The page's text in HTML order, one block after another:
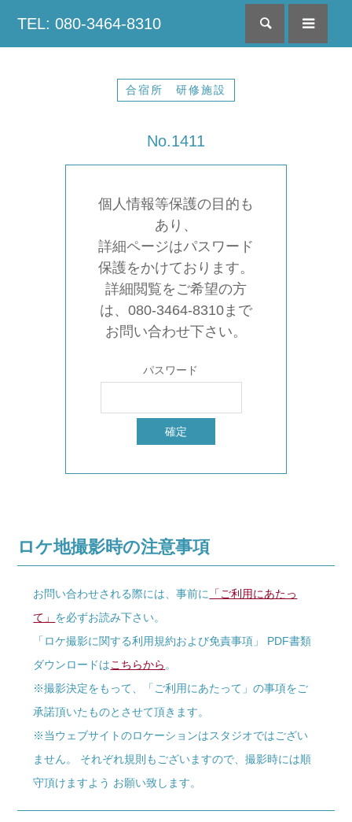
TEL: 080-3464-8310 検索
合宿所 研修施設
No.1411
個人情報等保護の目的も
あり、
詳細ページはパスワード
保護をかけております。
詳細閲覧をご希望の方
は、080-3464-8310まで
お問い合わせ下さい。
パスワード
ロケ地撮影時の注意事項
お問い合わせされる際には、事前に 「ご利用にあたっ
て」 を必ずお読み下さい。
「ロケ撮影に関する利用規約および免責事項」 PDF書類
ダウンロードはこちらから。
※撮影決定をもって、「ご利用にあたって」の事項をご
承諾頂いたものとさせて頂きます。
※当ウェブサイトのロケーションはスタジオではござい
ません。 それぞれ規則もございますので、撮影時には順
守頂けますよう お願い致します。